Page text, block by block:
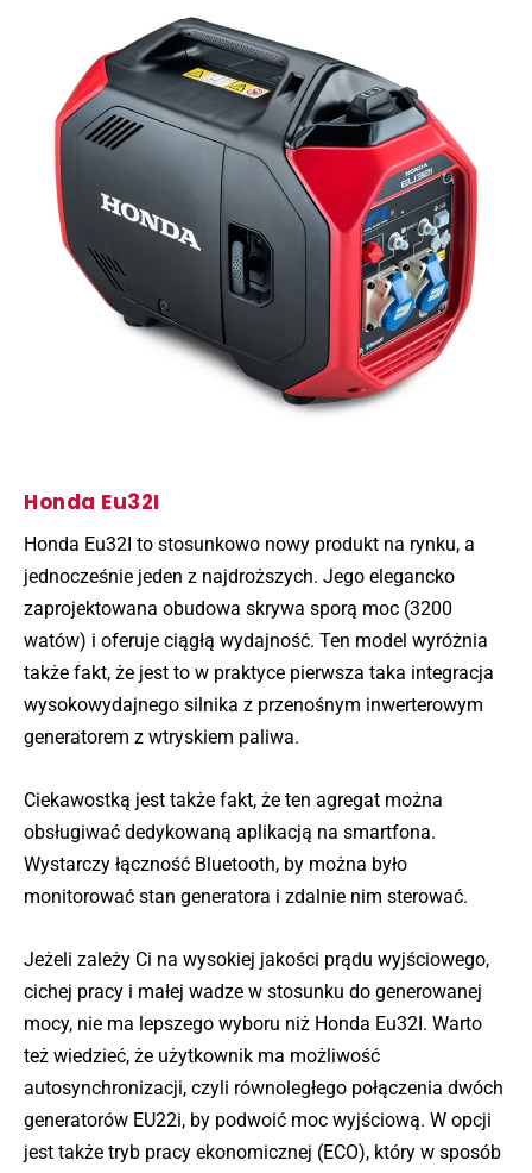
Honda Eu32I
Honda Eu32I to stosunkowo nowy produkt na rynku, a
jednocześnie jeden z najdroższych. Jego elegancko
zaprojektowana obudowa skrywa sporą moc (3200
watów) i oferuje ciągłą wydajność. Ten model wyróżnia
także fakt, że jest to w praktyce pierwsza taka integracja
wysokowydajnego silnika z przenośnym inwerterowym
generatorem z wtryskiem paliwa.
Ciekawostką jest także fakt, że ten agregat można
obsługiwać dedykowaną aplikacją na smartfona.
Wystarczy łączność Bluetooth, by można było
monitorować stan generatora i zdalnie nim sterować.
Jeżeli zależy Ci na wysokiej jakości prądu wyjściowego,
cichej pracy i małej wadze w stosunku do generowanej
mocy, nie ma lepszego wyboru niż Honda Eu32I. Warto
też wiedzieć, że użytkownik ma możliwość
autosynchronizacji, czyli równoległego połączenia dwóch
generatorów EU22i, by podwoić moc wyjściową. W opcji
jest także tryb pracy ekonomicznej (ECO), który w sposób